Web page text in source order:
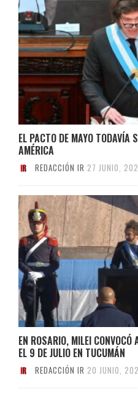
EL PACTO DE MAYO TODAVÍA
AMÉRICA
REDACCIÓN IR 27 JUNIO,
EN ROSARIO, MILEI
EL 9 DE JULIO EN TUCUMÁN
REDACCIÓN IR 20 JUNIO,